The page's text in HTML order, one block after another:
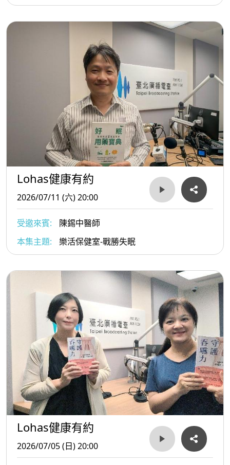
Lohas健康有約
2026/07/11 (六) 20:00
受邀來賓:
陳錫中醫師
本集主題:
樂活保健室-戰勝失眠
Lohas健康有約
2026/07/05 (日) 20:00